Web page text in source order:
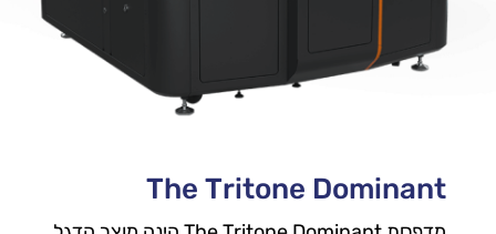
The Tritone Dominant